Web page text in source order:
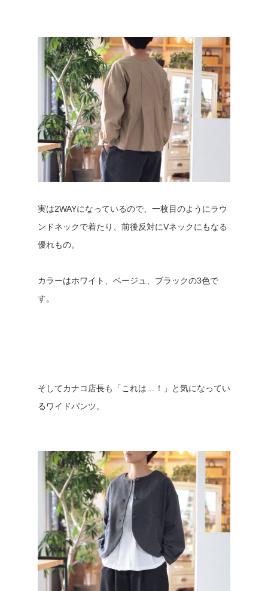
実は2WAYになっているので、一枚目のようにラウ
ンドネックで着たり、前後反対にVネックにもなる
優れもの。
カラーはホワイト、ベージュ、ブラックの3色で
す。
そしてカナコ店長も「これは…！」と気になってい
るワイドパンツ。